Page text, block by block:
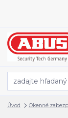
Úvod Okenné